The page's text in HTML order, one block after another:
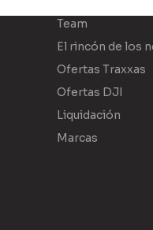
Team
El rincón de los
Ofertas Traxxas
Ofertas DJI
Liquidación
Marcas